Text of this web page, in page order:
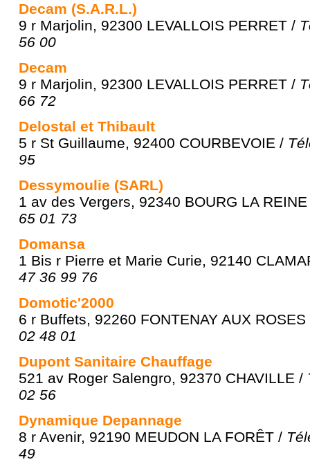
Decam (S.A.R.L.)
9 r Marjolin, 92300 LEVALLOIS PERRET /
56 00
Decam
9 r Marjolin, 92300 LEVALLOIS PERRET /
66 72
Delostal et Thibault
5 r St Guillaume, 92400 COURBEVOIE /
95
Dessymoulie (SARL)
1 av des Vergers, 92340 BOURG LA
65 01 73
Domansa
1 Bis r Pierre et Marie Curie, 92140
47 36 99 76
Domotic'2000
6 r Buffets, 92260 FONTENAY AUX
02 48 01
Dupont Sanitaire Chauffage
521 av Roger Salengro, 92370 CHAVILLE /
02 56
Dynamique Depannage
8 r Avenir, 92190 MEUDON LA FORÊT /
49